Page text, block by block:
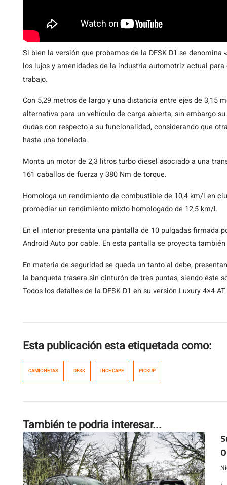
Si bien la versión que probamos de la DFSK D1 se
los lujos y amenidades de la industria automotriz actual
trabajo.
Con 5,29 metros de largo y una distancia entre ejes de 3,15
alternativa para un vehículo de carga abierta, sin embargo
dudas con respecto a su funcionalidad, considerando que
hasta una tonelada.
Monta un motor de 2,3 litros turbo diesel asociado a una
161 caballos de fuerza y 380 Nm de torque.
Homologa un rendimiento de combustible de 10,4 km/l en
promediar un rendimiento mixto homologado de 12,5 km/l.
En el interior presenta una pantalla de 10 pulgadas firmada
Android Auto por cable. En esta pantalla se proyecta
En materia de seguridad se queda un tanto al debe,
la banqueta trasera sin cinturón de tres puntas, siendo éste
Todos los detalles de la DFSK D1 en su versión Luxury 4×4
Esta publicación esta etiquetada como:
CAMIONETAS DFSK INCHCAPE PICKUP
También te podria interesar...